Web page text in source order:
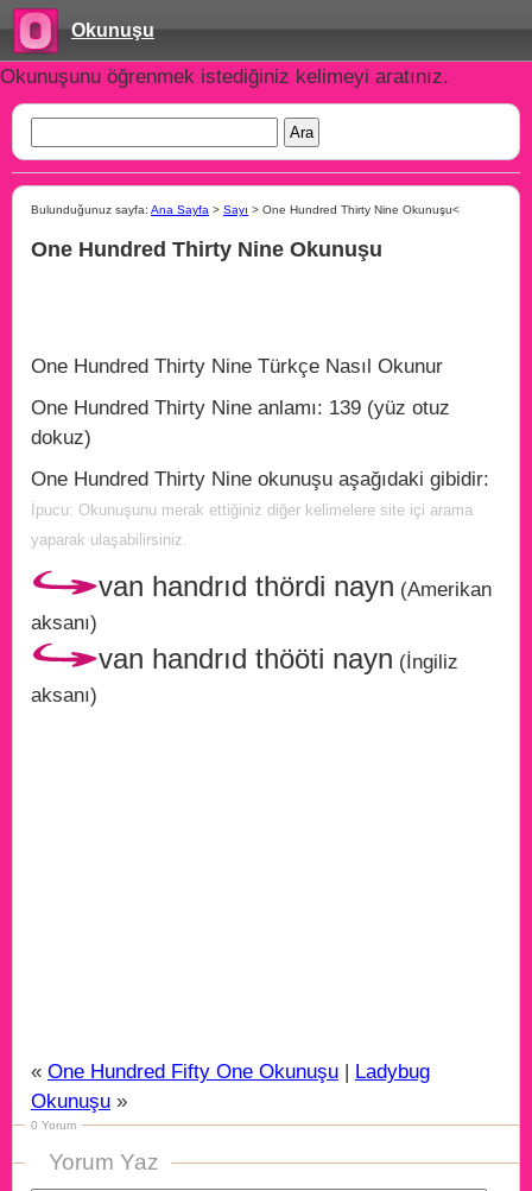
Okunuşu
Okunuşunu öğrenmek istediğiniz kelimeyi aratınız.
Bulunduğunuz sayfa: Ana Sayfa > Sayı > One Hundred Thirty Nine Okunuşu<
One Hundred Thirty Nine Okunuşu
One Hundred Thirty Nine Türkçe Nasıl Okunur
One Hundred Thirty Nine anlamı: 139 (yüz otuz
dokuz)
One Hundred Thirty Nine okunuşu aşağıdaki gibidir:
İpucu: Okunuşunu merak ettiğiniz diğer kelimelere site içi arama
yaparak ulaşabilirsiniz.
van handrıd thördi nayn (Amerikan
aksanı)
van handrıd thööti nayn (İngiliz
aksanı)
« One Hundred Fifty One Okunuşu | Ladybug
Okunuşu »
0 Yorum
Yorum Yaz